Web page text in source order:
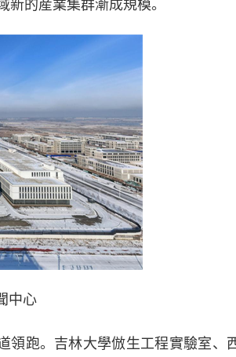
的産業集群漸成規模。
中心
跑。吉林大學倣生工程實驗室、